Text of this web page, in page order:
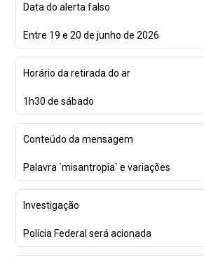
Data do alerta falso
Entre 19 e 20 de junho de 2026
Horário da retirada do ar
1h30 de sábado
Conteúdo da mensagem
Palavra `misantropia` e variações
Investigação
Polícia Federal será acionada